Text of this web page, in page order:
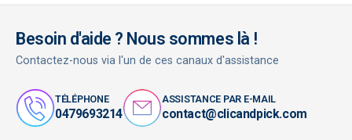
Besoin d'aide ? Nous sommes là !
Contactez-nous via l'un de ces canaux d'assistance
TÉLÉPHONE
0479693214
ASSISTANCE PAR E-MAIL
contact@clicandpick.com